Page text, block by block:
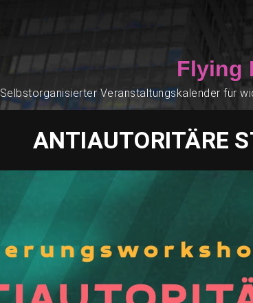
Flying
Selbstorganisierter Veranstaltungskalender für
ANTIAUTORITÄRE